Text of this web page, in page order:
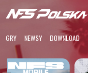
GRY NEWSY DOWNLOAD